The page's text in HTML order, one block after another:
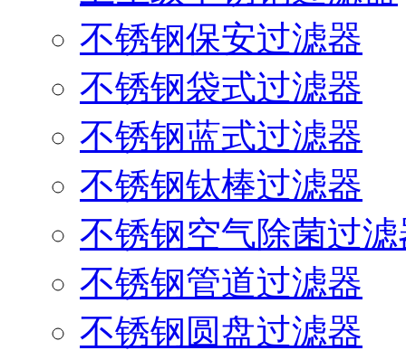
不锈钢保安过滤器
不锈钢袋式过滤器
不锈钢蓝式过滤器
不锈钢钛棒过滤器
不锈钢空气除菌过滤
不锈钢管道过滤器
不锈钢圆盘过滤器